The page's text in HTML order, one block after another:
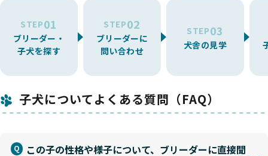
STEP01
ブリーダー・
子犬を探す
STEP02
ブリーダーに
問い合わせ
STEP03
犬舎の見学
子犬についてよくある質問（FAQ）
この子の性格や様子について、ブリーダーに直接聞